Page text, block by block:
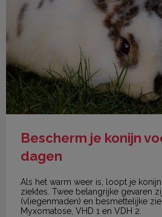
Bescherm je konijn
dagen
Als het warm weer is, loopt je
ziektes. Twee belangrijke gevaren
(vliegenmaden) en besmettelijke
Myxomatose, VHD 1 en VDH 2.